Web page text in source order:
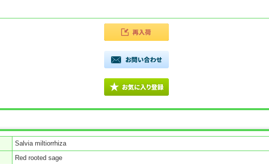
Salvia miltiorrhiza
Red rooted sage